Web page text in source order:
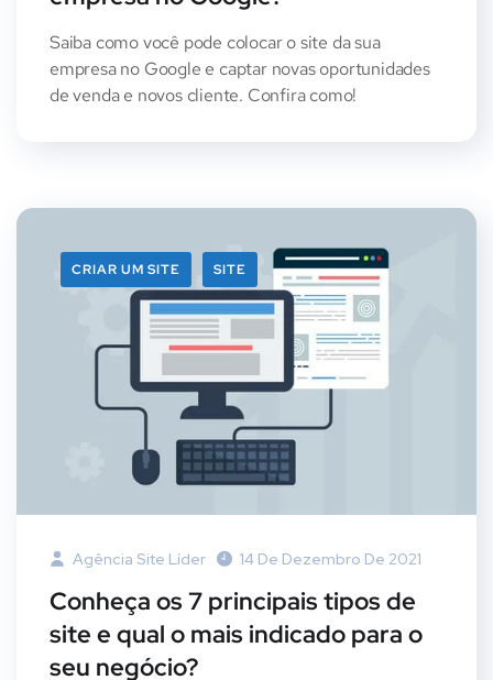
Saiba como você pode colocar o site da sua
empresa no Google e captar novas oportunidades
de venda e novos cliente. Confira como!
CRIAR UM SITE SITE
Agência Site Líder 14 De Dezembro De 2021
Conheça os 7 principais tipos de
site e qual o mais indicado para o
seu negócio?